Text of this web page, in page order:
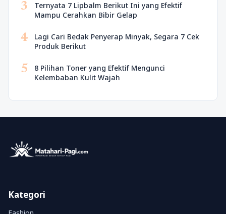
3
Ternyata 7 Lipbalm Berikut Ini yang Efektif
Mampu Cerahkan Bibir Gelap
4
Lagi Cari Bedak Penyerap Minyak, Segara 7 Cek
Produk Berikut
5
8 Pilihan Toner yang Efektif Mengunci
Kelembaban Kulit Wajah
Kategori